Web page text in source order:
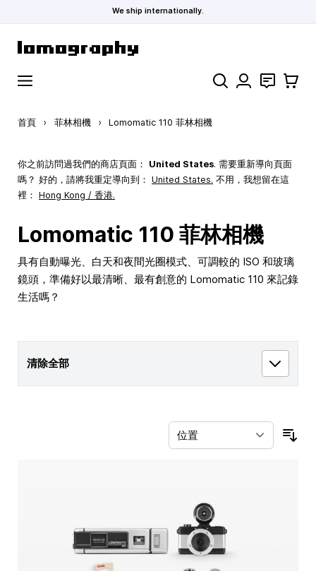
We ship internationally.
搜索 聯絡 購物車
首頁 › 菲林相機 › Lomomatic 110 菲林相機
你之前訪問過我們的商店頁面： United States. 需要重新導向頁面
嗎？ 好的，請將我重定導向到： United States. 不用，我想留在這
裡： Hong Kong / 香港.
Lomomatic 110 菲林相機
具有自動曝光、白天和夜間光圈模式、可調較的 ISO 和玻璃
鏡頭，準備好以最清晰、最有創意的 Lomomatic 110 來記錄
生活嗎？
清除全部